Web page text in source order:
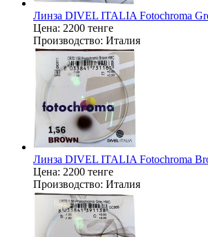
Линза DIVEL ITALIA Fotochroma
Цена: 2200 тенге
Производство: Италия
Линза DIVEL ITALIA Fotochroma
Цена: 2200 тенге
Производство: Италия